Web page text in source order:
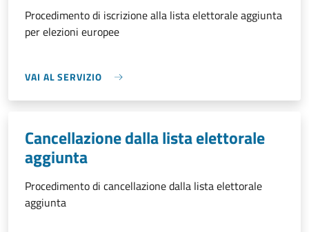
Procedimento di iscrizione alla lista elettorale aggiunta
per elezioni europee
VAI AL SERVIZIO
Cancellazione dalla lista elettorale
aggiunta
Procedimento di cancellazione dalla lista elettorale
aggiunta